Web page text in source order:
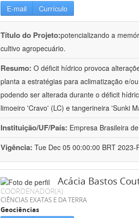
E-mail Currículo
Título do Projeto:potencializando a
cultivo agropecuário.
Resumo: O déficit hídrico provoca
planta a estratégias para aclimatização e/
podendo ser alterada durante o déficit
limoeiro 'Cravo' (LC) e tangerineira 'Sunki
Instituição/UF/País: Empresa Brasileira
Vigência: Tue Dec 05 00:00:00 BRT
Acácia Bastos
COORDENADOR(A)
CIÊNCIAS EXATAS E DA TERRA
Geociências